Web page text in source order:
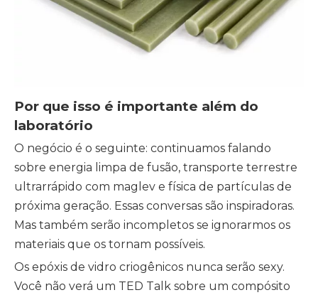
Por que isso é importante além do
laboratório
O negócio é o seguinte: continuamos falando
sobre energia limpa de fusão, transporte terrestre
ultrarrápido com maglev e física de partículas de
próxima geração. Essas conversas são inspiradoras.
Mas também serão incompletos se ignorarmos os
materiais que os tornam possíveis.
Os epóxis de vidro criogênicos nunca serão sexy.
Você não verá um TED Talk sobre um compósito